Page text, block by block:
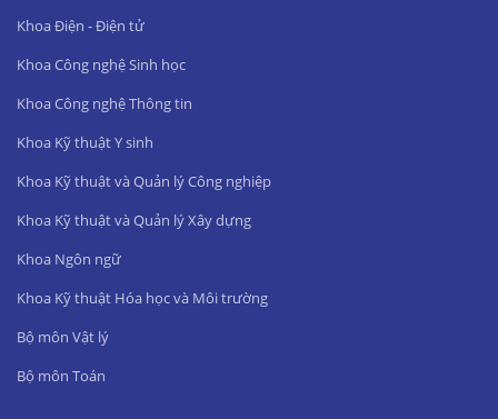
Khoa Điện - Điện tử
Khoa Công nghệ Sinh học
Khoa Công nghệ Thông tin
Khoa Kỹ thuật Y sinh
Khoa Kỹ thuật và Quản lý Công nghiệp
Khoa Kỹ thuật và Quản lý Xây dựng
Khoa Ngôn ngữ
Khoa Kỹ thuật Hóa học và Môi trường
Bộ môn Vật lý
Bộ môn Toán